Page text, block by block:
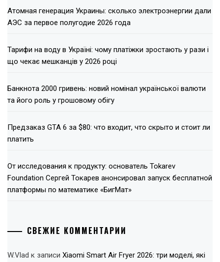
Атомная генерация Украины: сколько электроэнергии дали
АЭС за первое полугодие 2026 года
Тарифи на воду в Україні: чому платіжки зростають у рази і
що чекає мешканців у 2026 році
Банкнота 2000 гривень: новий номінал української валюти
та його роль у грошовому обігу
Предзаказ GTA 6 за $80: что входит, что скрыто и стоит ли
платить
От исследования к продукту: основатель Tokarev
Foundation Сергей Токарев анонсировал запуск бесплатной
платформы по математике «БигМат»
СВЕЖИЕ КОММЕНТАРИИ
W.Vlad к записи Xiaomi Smart Air Fryer 2026: три моделі, які